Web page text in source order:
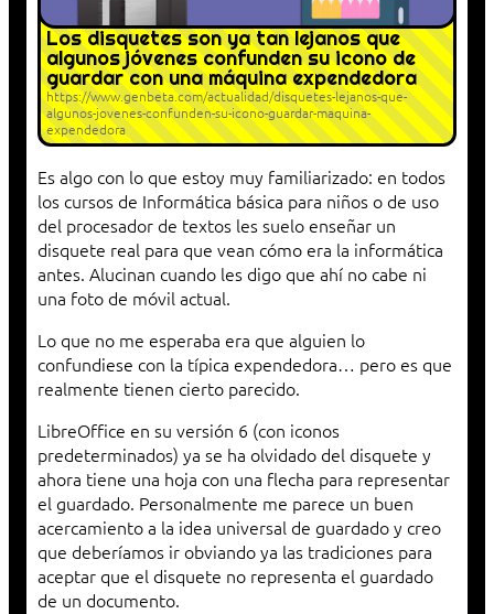
Los disquetes son ya tan lejanos que
algunos jóvenes confunden su icono de
guardar con una máquina expendedora
https://www.genbeta.com/actualidad/disquetes-lejanos-que-
algunos-jovenes-confunden-su-icono-guardar-maquina-
expendedora
Es algo con lo que estoy muy familiarizado: en todos
los cursos de Informática básica para niños o de uso
del procesador de textos les suelo enseñar un
disquete real para que vean cómo era la informática
antes. Alucinan cuando les digo que ahí no cabe ni
una foto de móvil actual.
Lo que no me esperaba era que alguien lo
confundiese con la típica expendedora… pero es que
realmente tienen cierto parecido.
LibreOffice en su versión 6 (con iconos
predeterminados) ya se ha olvidado del disquete y
ahora tiene una hoja con una flecha para representar
el guardado. Personalmente me parece un buen
acercamiento a la idea universal de guardado y creo
que deberíamos ir obviando ya las tradiciones para
aceptar que el disquete no representa el guardado
de un documento.